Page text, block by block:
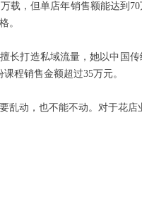
载，但单店年销售额能达到
。
长打造私域流量，她以中国
程销售金额超过35万元。
乱动，也不能不动。对于花